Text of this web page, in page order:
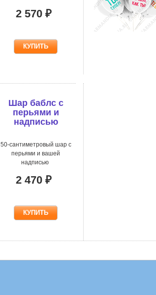
2 570 ₽
Шар баблс с
перьями и
надписью
50-сантиметровый шар с
перьями и вашей
надписью
2 470 ₽